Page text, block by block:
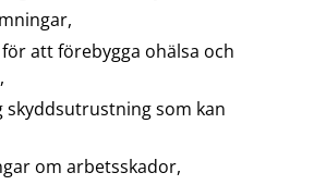
att förebygga ohälsa och
skyddsutrustning som kan
om arbetsskador,